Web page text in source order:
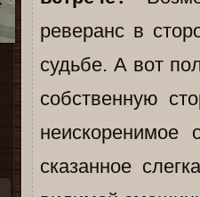
реверанс в
судьбе. А вот
собственную
сказанное